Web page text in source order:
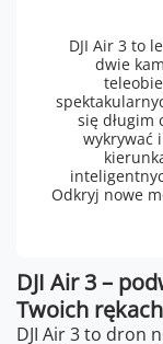
DJI Air 3 to
dwie
się długim
wykrywać
Odkryj nowe
DJI Air 3 –
Twoich rękach
DJI Air 3 to dron